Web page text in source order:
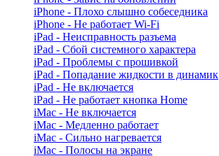
iPhone - Плохо слышно собеседника
iPhone - Не работает Wi-Fi
iPad - Неисправность разъема
iPad - Сбой системного характера
iPad - Проблемы с прошивкой
iPad - Попадание жидкости в динамик
iPad - Не включается
iPad - Не работает кнопка Home
iMac - Не включается
iMac - Медленно работает
iMac - Сильно нагревается
iMac - Полосы на экране